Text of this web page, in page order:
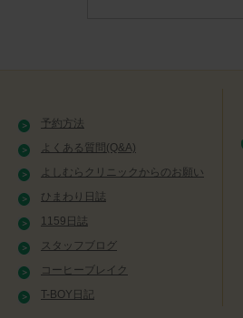
予約方法
よくある質問(Q&A)
よしむらクリニックからのお願い
ひまわり日誌
1159日誌
スタッフブログ
コーヒーブレイク
T-BOY日記